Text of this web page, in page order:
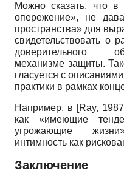
Можно сказать, что
опережение», не
пространства» для
свидетельствовать о
доверительного
механизме защиты.
гласуется с
практики в рамках
Например, в [Ray, 1987
как «имеющие
угрожающие
интимность как
Заключение